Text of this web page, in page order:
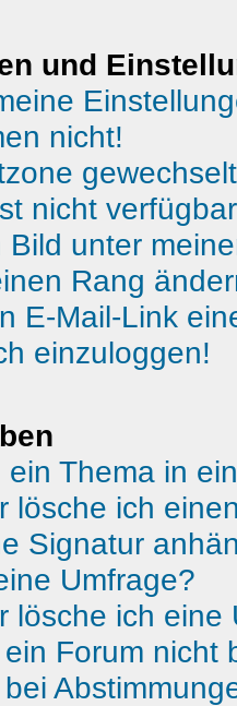
und
nicht!
nicht
unter
Rang
E-Mail-Link
einzuloggen!
Thema in
lösche ich
Signatur
Umfrage?
lösche ich eine
Forum nicht